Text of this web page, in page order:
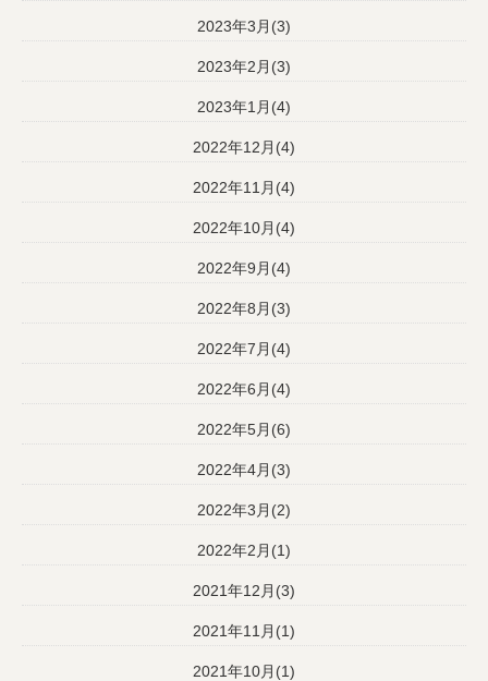
2023年3月(3)
2023年2月(3)
2023年1月(4)
2022年12月(4)
2022年11月(4)
2022年10月(4)
2022年9月(4)
2022年8月(3)
2022年7月(4)
2022年6月(4)
2022年5月(6)
2022年4月(3)
2022年3月(2)
2022年2月(1)
2021年12月(3)
2021年11月(1)
2021年10月(1)